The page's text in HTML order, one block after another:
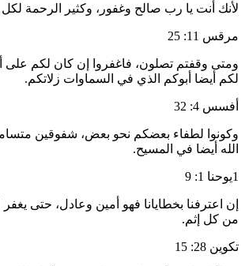
لأنك أنت يا رب صالح وغفور، وكثير الرحمة لكل
مرقس 11: 25
ومتى وقفتم تصلون، فاغفروا إن كان لكم على
لكم أيضا أبوكم الذي في السماوات زلاتكم.
أفسس 4: 32
وكونوا لطفاء بعضكم نحو بعض، شفوقين
الله أيضا في المسيح.
1يوحنا 1: 9
إن اعترفنا بخطايانا فهو أمين وعادل، حتى يغفر
من كل إثم.
تكوين 28: 15